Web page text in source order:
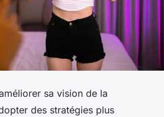
sa vision de la
des stratégies plus